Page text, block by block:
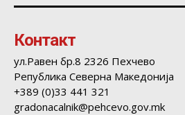
Контакт
ул.Равен бр.8 2326 Пехчево
Република Северна Македонија
+389 (0)33 441 321
gradonacalnik@pehcevo.gov.mk